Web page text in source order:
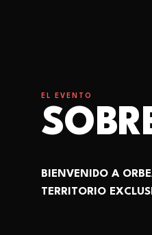
EL EVENTO
BIENVENIDO A
TERRITORIO